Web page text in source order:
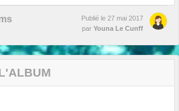
Publié le 27 mai 2017
par Youna Le Cunff